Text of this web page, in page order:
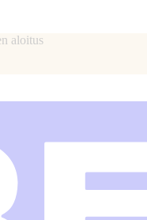
aloitus